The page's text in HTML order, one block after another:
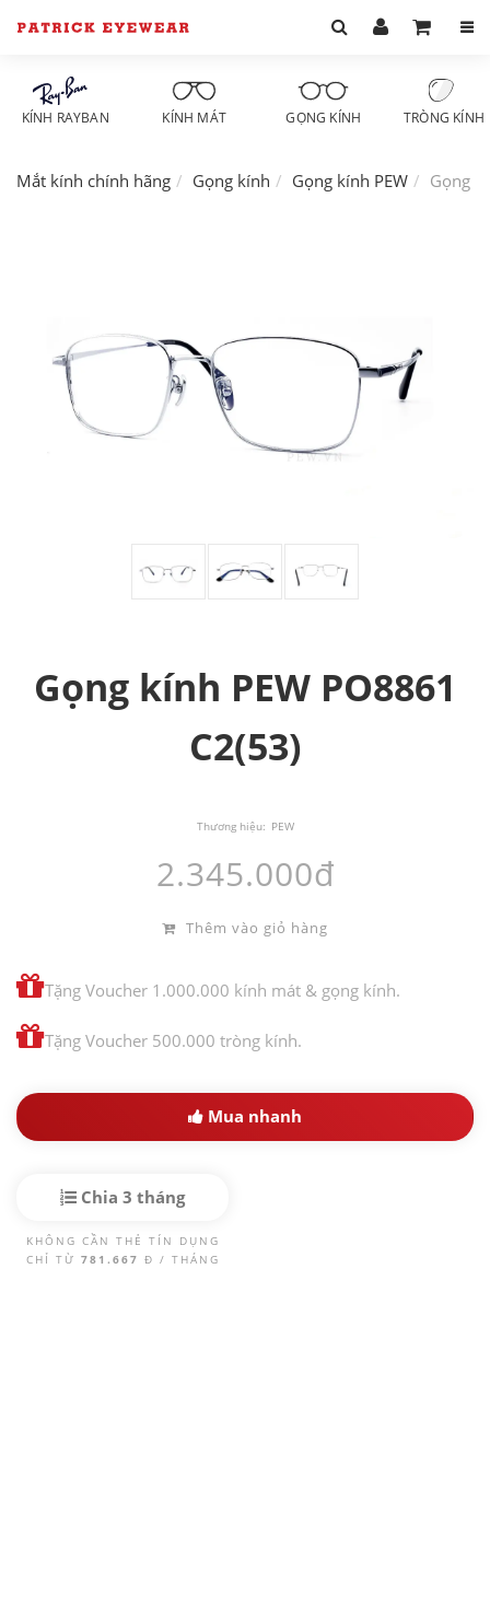
KÍNH RAYBAN KÍNH MÁT GỌNG KÍNH TRÒNG KÍNH
Mắt kính chính hãng Gọng kính Gọng kính PEW Gọng
Gọng kính PEW PO8861
C2(53)
Thương hiệu: PEW
2.345.000đ
Thêm vào giỏ hàng
Tặng Voucher 1.000.000 kính mát & gọng kính.
Tặng Voucher 500.000 tròng kính.
Mua nhanh
Chia 3 tháng
KHÔNG CẦN THẺ TÍN DỤNG
CHỈ TỪ 781.667 Đ / THÁNG